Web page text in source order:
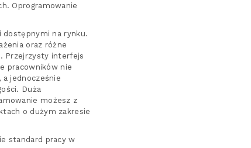
Oprogramowanie
dostępnymi na rynku.
oraz różne
Przejrzysty interfejs
pracowników nie
jednocześnie
Duża
możesz z
o dużym zakresie
standard pracy w